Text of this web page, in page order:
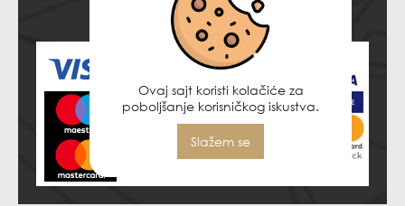
Powered by HSS.
Ovaj sajt koristi kolačiće za
poboljšanje korisničkog iskustva.
Slažem se